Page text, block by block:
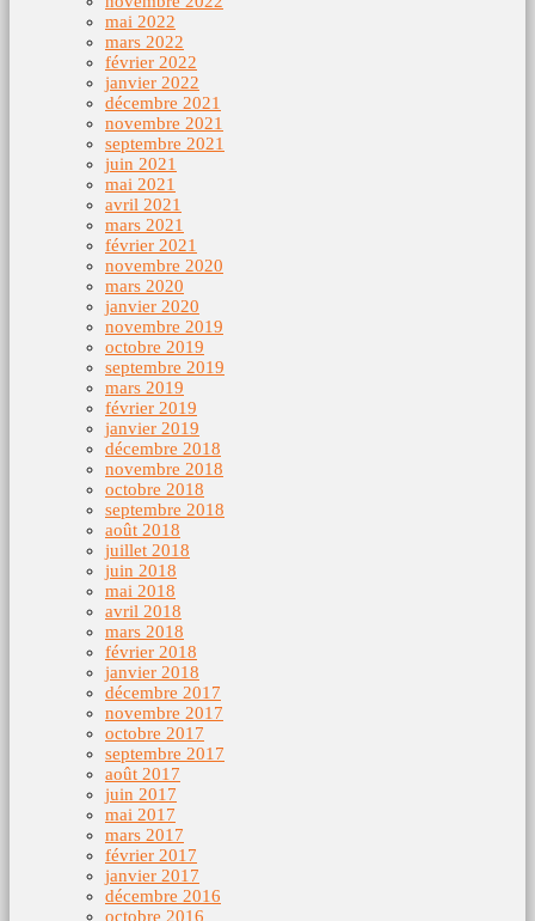
mai 2022
mars 2022
février 2022
janvier 2022
décembre 2021
novembre 2021
septembre 2021
juin 2021
mai 2021
avril 2021
mars 2021
février 2021
novembre 2020
mars 2020
janvier 2020
novembre 2019
octobre 2019
septembre 2019
mars 2019
février 2019
janvier 2019
décembre 2018
novembre 2018
octobre 2018
septembre 2018
août 2018
juillet 2018
juin 2018
mai 2018
avril 2018
mars 2018
février 2018
janvier 2018
décembre 2017
novembre 2017
octobre 2017
septembre 2017
août 2017
juin 2017
mai 2017
mars 2017
février 2017
janvier 2017
décembre 2016
octobre 2016